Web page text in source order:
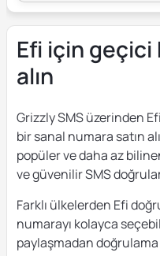
Efi için geçici
alın
Grizzly SMS üzerinden
bir sanal numara satın
popüler ve daha az
ve güvenilir SMS
Farklı ülkelerden Efi
numarayı kolayca
paylaşmadan